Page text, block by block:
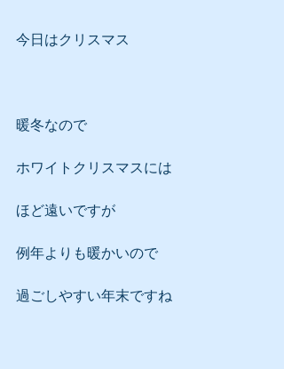
今日はクリスマス
暖冬なので
ホワイトクリスマスには
ほど遠いですが
例年よりも暖かいので
過ごしやすい年末ですね